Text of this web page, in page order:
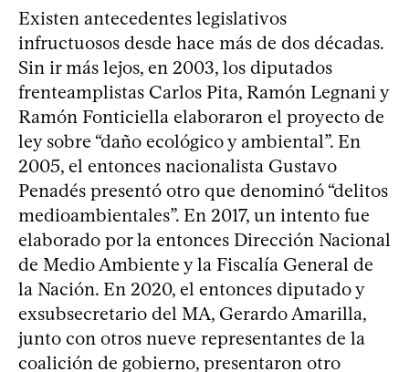
Existen antecedentes legislativos
infructuosos desde hace más de dos décadas.
Sin ir más lejos, en 2003, los diputados
frenteamplistas Carlos Pita, Ramón Legnani y
Ramón Fonticiella elaboraron el proyecto de
ley sobre “daño ecológico y ambiental”. En
2005, el entonces nacionalista Gustavo
Penadés presentó otro que denominó “delitos
medioambientales”. En 2017, un intento fue
elaborado por la entonces Dirección Nacional
de Medio Ambiente y la Fiscalía General de
la Nación. En 2020, el entonces diputado y
exsubsecretario del MA, Gerardo Amarilla,
junto con otros nueve representantes de la
coalición de gobierno, presentaron otro